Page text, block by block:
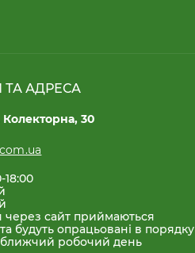
ТА АДРЕСА
Колекторна, 30
сайт приймаються
будуть опрацьовані в порядку
робочий день